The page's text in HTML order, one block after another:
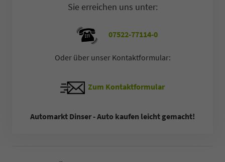
Sie erreichen uns unter:
07522-77114-0
Oder über unser Kontaktformular:
Zum Kontaktformular
Automarkt Dinser - Auto kaufen leicht gemacht!